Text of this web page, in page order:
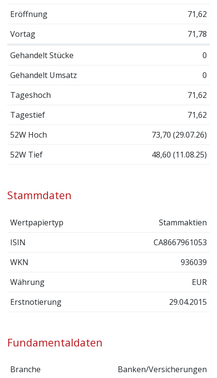
Eröffnung
71,62
Vortag
71,78
Gehandelt Stücke
0
Gehandelt Umsatz
0
Tageshoch
71,62
Tagestief
71,62
52W Hoch
73,70 (29.07.26)
52W Tief
48,60 (11.08.25)
Stammdaten
Wertpapiertyp
Stammaktien
ISIN
CA8667961053
WKN
936039
Währung
EUR
Erstnotierung
29.04.2015
Fundamentaldaten
Branche Banken/Versicherungen